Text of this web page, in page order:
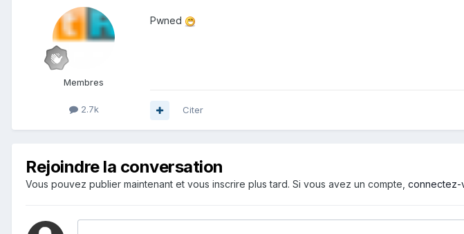
Membres
2.7k
Pwned
Citer
Rejoindre la conversation
Vous pouvez publier maintenant et vous inscrire plus tard. Si vous avez un compte, connectez-